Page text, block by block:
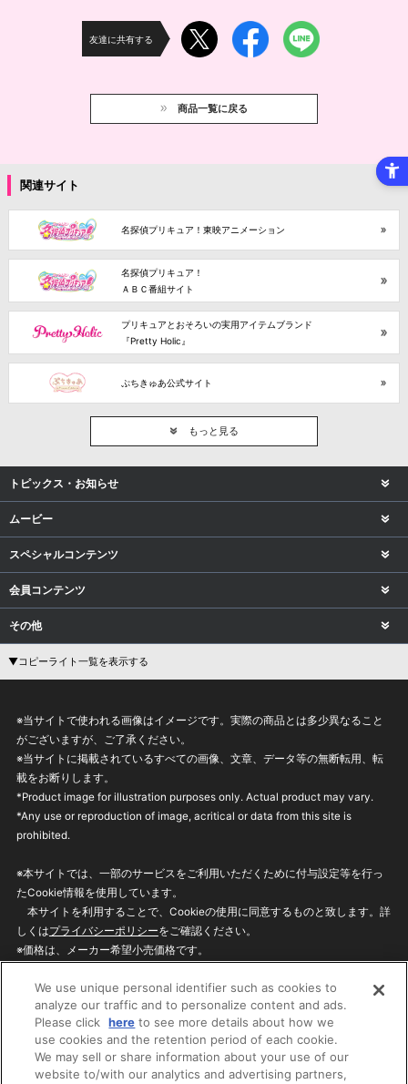
友達に共有する
商品一覧に戻る
関連サイト
名探偵プリキュア！東映アニメーション
名探偵プリキュア！
ＡＢＣ番組サイト
プリキュアとおそろいの実用アイテムブランド
『Pretty Holic』
ぷちきゅあ公式サイト
もっと見る
トピックス・お知らせ
ムービー
スペシャルコンテンツ
会員コンテンツ
その他
▼コピーライト一覧を表示する
※当サイトで使われる画像はイメージです。実際の商品とは多少異なること
がございますが、ご了承ください。
※当サイトに掲載されているすべての画像、文章、データ等の無断転用、転
載をお断りします。
*Product image for illustration purposes only. Actual product may vary.
*Any use or reproduction of image, acritical or data from this site is
prohibited.
※本サイトでは、一部のサービスをご利用いただくために付与設定等を行っ
たCookie情報を使用しています。
本サイトを利用することで、Cookieの使用に同意するものと致します。詳
しくはプライバシーポリシーをご確認ください。
※価格は、メーカー希望小売価格です。
ざいますのでご了承ください。
privacypolicy
Do Not Sell or Share My
Personal Information
ウェブサイトご利用条件
ソーシャルメディアポリシー
We use unique personal identifier such as cookies to
analyze our traffic and to personalize content and ads.
Please click here to see more details about how we
use cookies and the retention period of each cookie.
We may sell or share information about your use of our
website to/with our analytics and advertising partners,